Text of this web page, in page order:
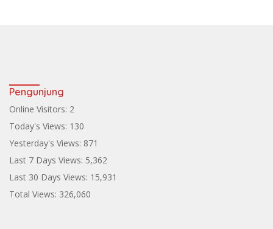
Pengunjung
Online Visitors: 2
Today's Views: 130
Yesterday's Views: 871
Last 7 Days Views: 5,362
Last 30 Days Views: 15,931
Total Views: 326,060